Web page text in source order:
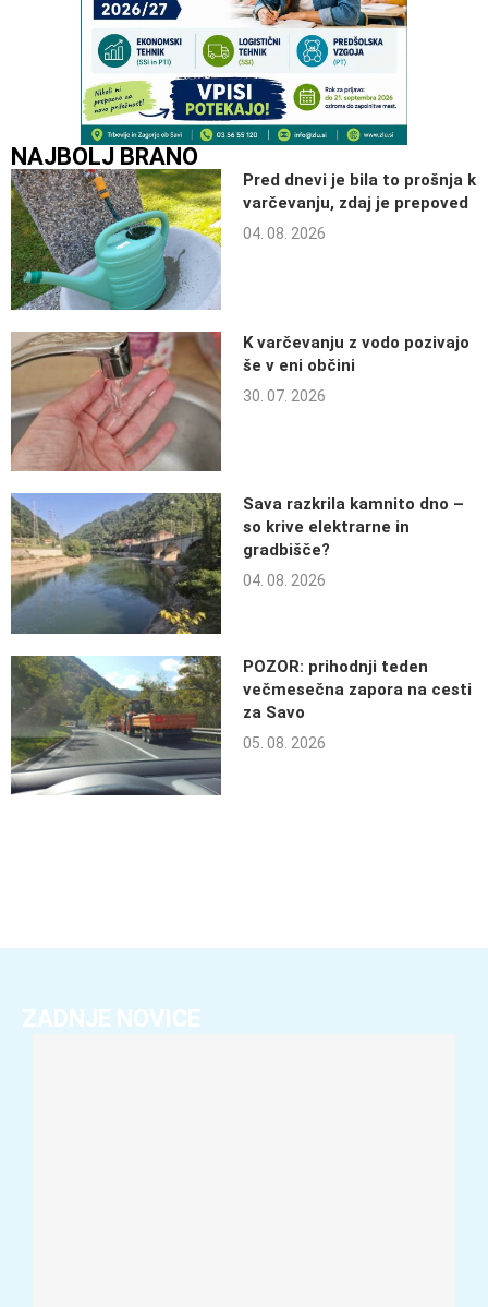
NAJBOLJ BRANO
Pred dnevi je bila to prošnja k
varčevanju, zdaj je prepoved
04. 08. 2026
K varčevanju z vodo pozivajo
še v eni občini
30. 07. 2026
Sava razkrila kamnito dno –
so krive elektrarne in
gradbišče?
04. 08. 2026
POZOR: prihodnji teden
večmesečna zapora na cesti
za Savo
05. 08. 2026
ZADNJE NOVICE